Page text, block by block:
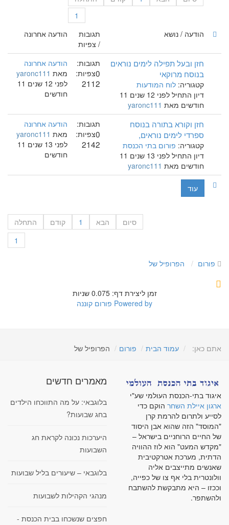
1
הודעה / נושא
תגובות
/ צפיות
הודעה אחרונה
עוד
חזן ובעל תפילה לימים נוראים
בנוסח מרוקאי
קטגוריה: לוח המודעות
דיון התחיל לפני 12 שנים 11
חודשים מאת yaronc111
תגובות:
0צפיות:
2112
הודעה אחרונה
מאת yaronc111
לפני 12 שנים 11
חודשים
חזן וקורא בתורה בנוסח
ספרדי לימים נוראים,
קטגוריה: פורום בתי הכנסת
דיון התחיל לפני 13 שנים 11
חודשים מאת yaronc111
תגובות:
0צפיות:
2142
הודעה אחרונה
מאת yaronc111
לפני 13 שנים 11
חודשים
התחלה קודם 1 הבא
סיום
1
פורום הפרופיל של
זמן ליצירת דף: 0.075 שניות
Powered by פורום קוננה
אתם כאן: עמוד הבית פורום הפרופיל של
איגוד בתי-הכנסת העולמי שע"י
ארגון איילת השחר הוקם כדי
לסייע ולתרום להרמת קרן
"המוסד" הזה שהוא אבן היסוד
של החיים הרוחניים בישראל –
"מקדש המעט" הוא לוז ההוויה
הדתית, מערכת אטרקטיבית
שאנשים מתייצבים אליה
וולונטרית בלי אף צו של כפייה,
וככזו – היא מתבקשת להשתבח
ולהשתפר.
מאמרים חדשים
בלוגבאי: על מה התווכחו הילדים
בחג שבועות?
היערכות נכונה לקראת חג
השבועות
בלוגבאי – שיעורים בליל שבועות
מנהגי הקהילות לשבועות
חפצים שנשכחו בבית הכנסת -